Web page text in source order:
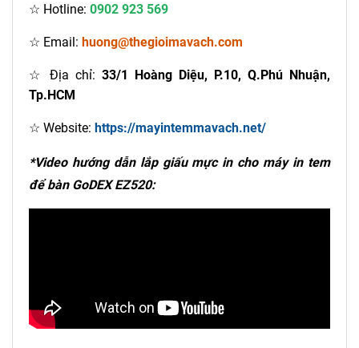
☆ Hotline: 0902 923 569
☆ Email: huong@thegioimavach.com
☆ Địa chỉ: 33/1 Hoàng Diệu, P.10, Q.Phú Nhuận,
Tp.HCM
☆ Website: https://mayintemmavach.net/
*Video hướng dẫn lắp giấu mực in cho máy in tem
để bàn GoDEX EZ520: